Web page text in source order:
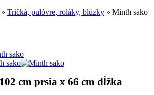
» Tričká, pulóvre, roláky, blúzky » Minth sako
cm prsia x 66 cm dĺžka